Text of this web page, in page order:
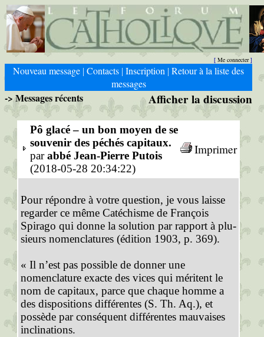
[ Me connecter]
Nouveau message | Contacts | Inscription | Retour à la liste des
messages
-> Messages récents Afficher la discussion
Pô glacé – un bon moyen de se
souvenir des péchés capitaux.
parabbé Jean-Pierre Putois
(2018-05-28 20:34:22)
Imprimer
Pour répondre à votre question, je vous laisse
regarder ce même Catéchisme de François
Spirago qui donne la solution par rapport à plu-
sieurs nomenclatures (édition 1903, p. 369).
« Il n’est pas possible de donner une
nomenclature exacte des vices qui méritent le
nom de capitaux, parce que chaque homme a
des dispositions différentes (S. Th. Aq.), et
possède par conséquent différentes mauvaises
inclinations.